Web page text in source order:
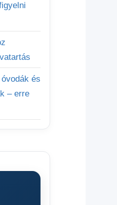
és
– erre